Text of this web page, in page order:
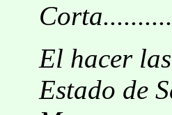
El hacer
Estado de